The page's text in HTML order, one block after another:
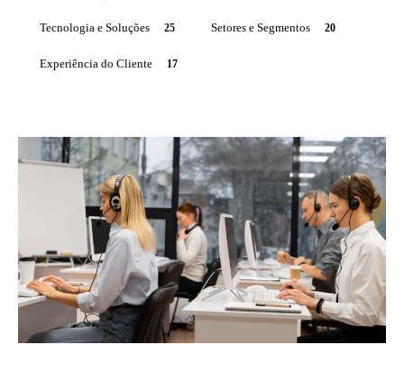
Tecnologia e Soluções 25 Setores e Segmentos 20
Experiência do Cliente 17